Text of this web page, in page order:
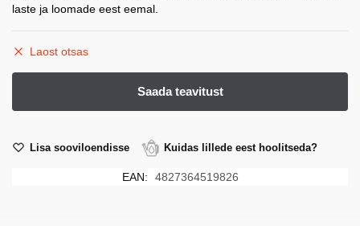
laste ja loomade eest eemal.
Laost otsas
Lisa sooviloendisse Kuidas lillede eest hoolitseda?
EAN: 4827364519826